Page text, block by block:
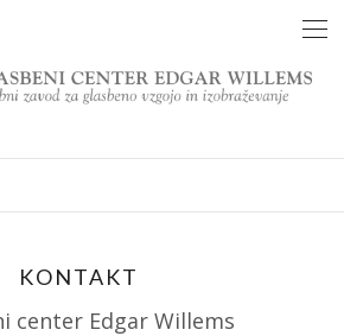
KONTAKT
center Edgar Willems